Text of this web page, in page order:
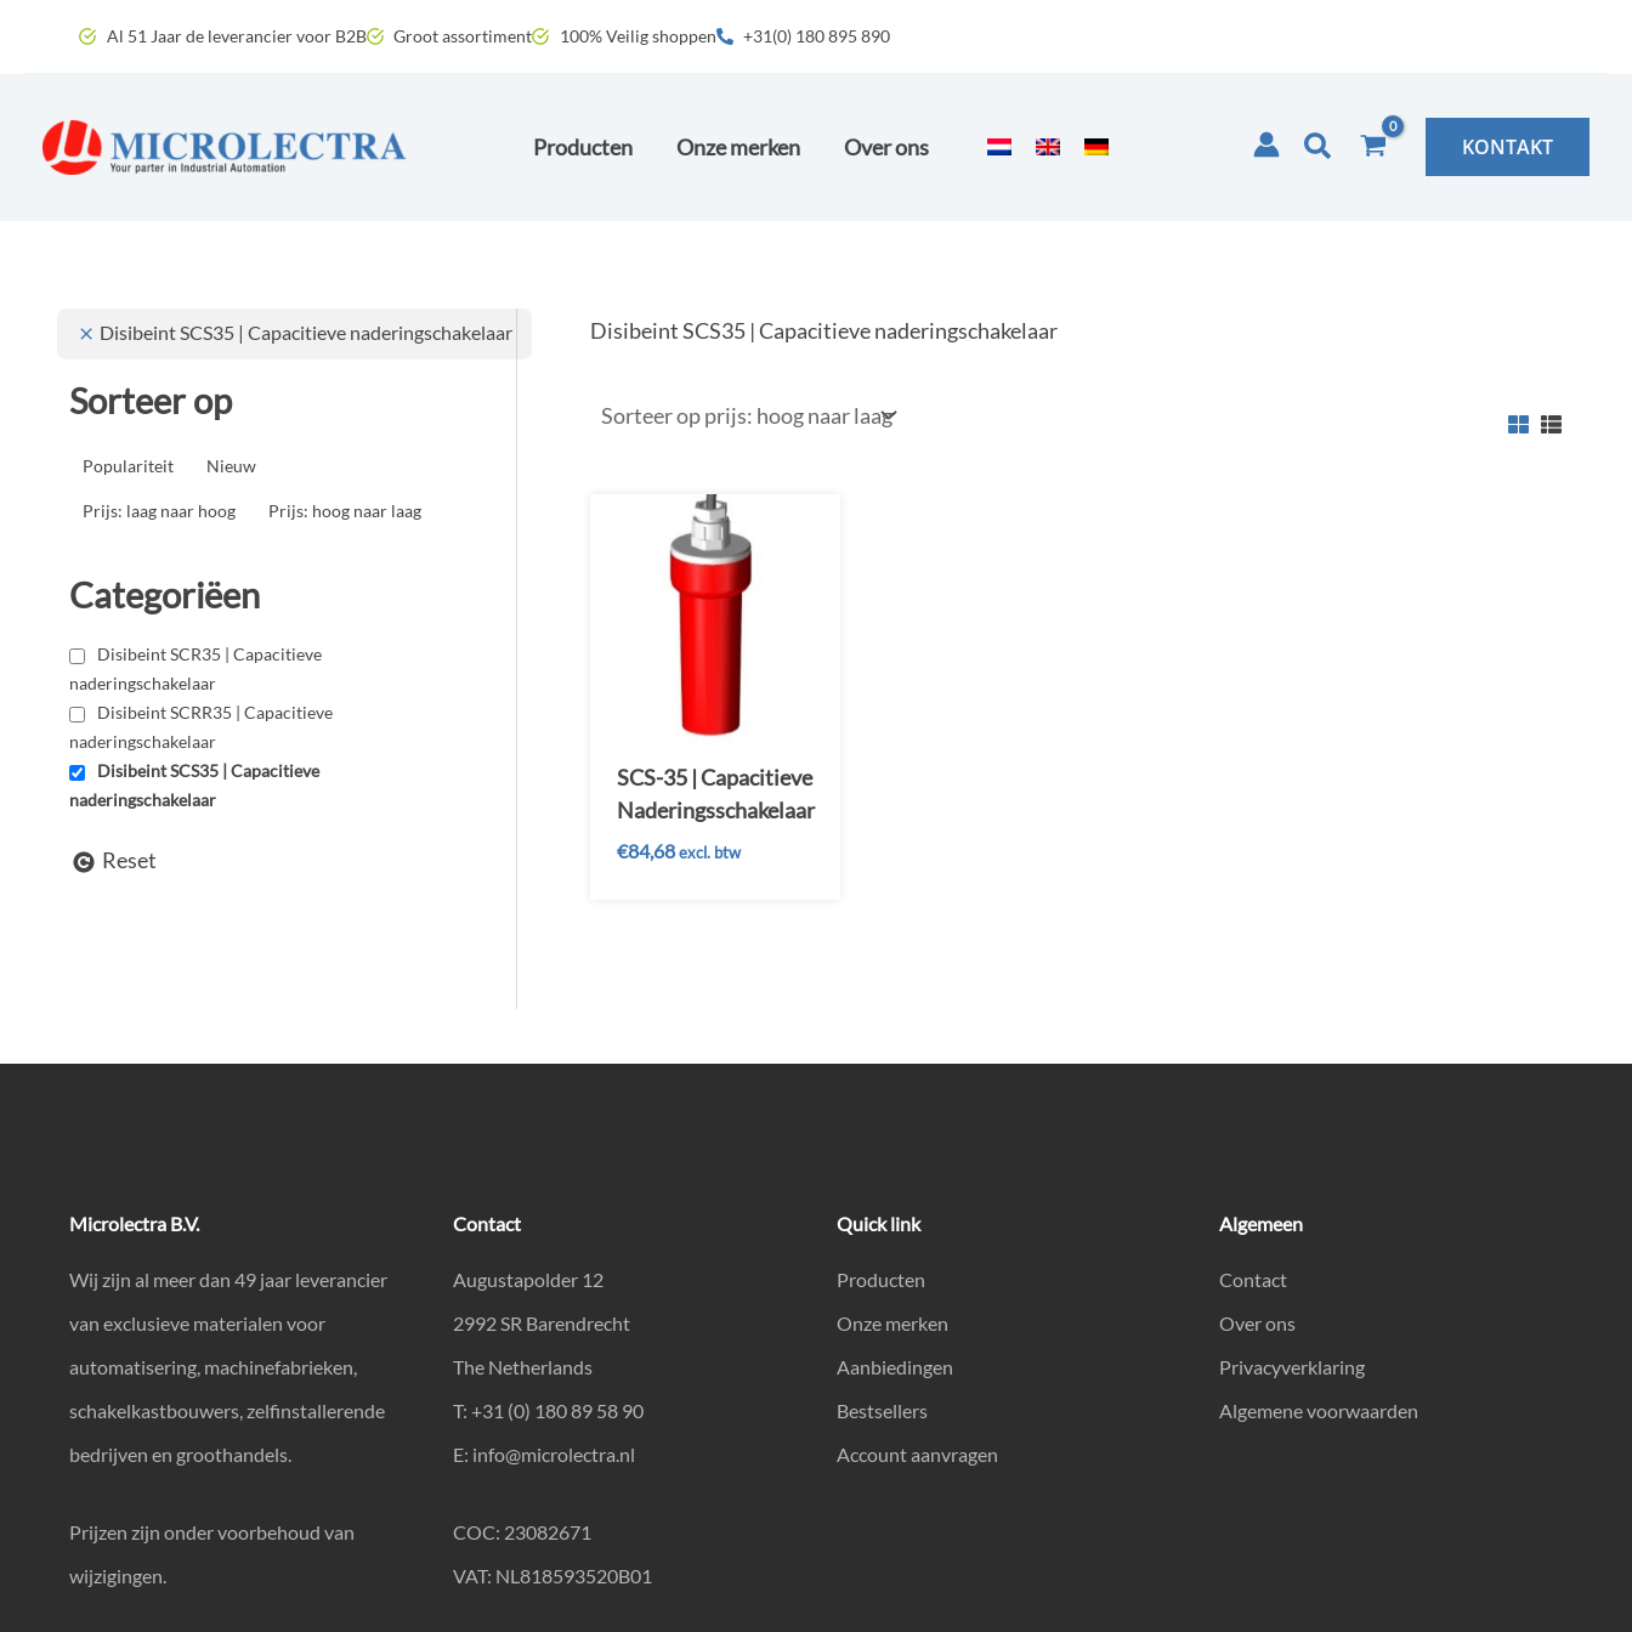
inhoud
Al 51 Jaar de leverancier voor B2B Groot assortiment 100% Veilig shoppen +31(0) 180 895 890
Producten Onze merken Over ons Zoeken KONTAKT
Disibeint SCS35 | Capacitieve naderingschakelaar
Sorteer op
Populariteit Nieuw
Prijs: laag naar hoog Prijs: hoog naar laag
Categoriëen
Disibeint SCR35 | Capacitieve
naderingschakelaar
Disibeint SCRR35 | Capacitieve
naderingschakelaar
Disibeint SCS35 | Capacitieve
naderingschakelaar
Reset
Disibeint SCS35 | Capacitieve naderingschakelaar
SCS-35 | Capacitieve
Naderingsschakelaar
€84,68 excl. btw
Microlectra B.V.
Wij zijn al meer dan 49 jaar leverancier
van exclusieve materialen voor
automatisering, machinefabrieken,
schakelkastbouwers, zelfinstallerende
bedrijven en groothandels.
Prijzen zijn onder voorbehoud van
wijzigingen.
Contact
Augustapolder 12
2992 SR Barendrecht
The Netherlands
T: +31 (0) 180 89 58 90
E: info@microlectra.nl
COC: 23082671
VAT: NL818593520B01
Quick link
Producten
Onze merken
Aanbiedingen
Bestsellers
Account aanvragen
Algemeen
Contact
Over ons
Privacyverklaring
Algemene voorwaarden